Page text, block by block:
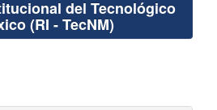
del Tecnológico
(RI - TecNM)